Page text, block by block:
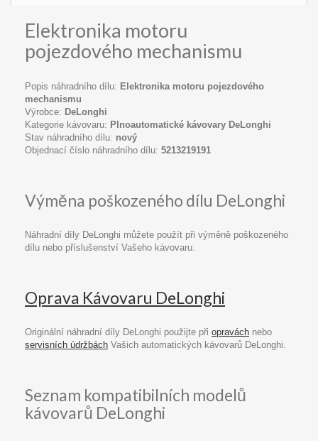
Elektronika motoru
pojezdového mechanismu
Popis náhradního dílu: Elektronika motoru pojezdového
mechanismu
Výrobce: DeLonghi
Kategorie kávovaru: Plnoautomatické kávovary DeLonghi
Stav náhradního dílu: nový
Objednací číslo náhradního dílu: 5213219191
Výměna poškozeného dílu DeLonghi
Náhradní díly DeLonghi můžete použít při výměně poškozeného
dílu nebo příslušenství Vašeho kávovaru.
Oprava Kávovaru DeLonghi
Originální náhradní díly DeLonghi použijte při opravách nebo
servisních údržbách Vašich automatických kávovarů DeLonghi.
Seznam kompatibilních modelů
kávovarů DeLonghi